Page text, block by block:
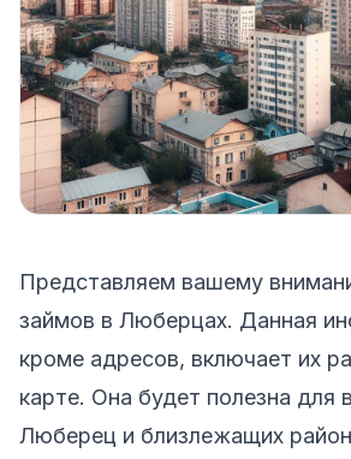
Представляем вашему
займов в Люберцах. Данная
кроме адресов, включает их
карте. Она будет полезна для
Люберец и близлежащих